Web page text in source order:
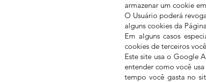
armazenar um cookie
O Usuário poderá
alguns cookies da
Em alguns casos
cookies de terceiros
Este site usa o Google
entender como você
tempo você gasta no